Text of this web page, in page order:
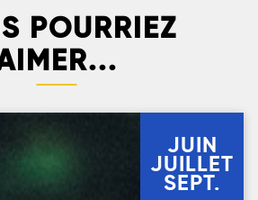
POURRIEZ
JUIN
JUILLET
SEPT.